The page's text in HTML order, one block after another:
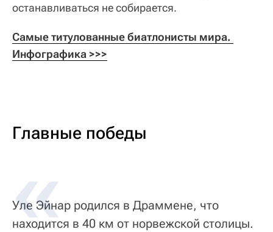
останавливаться не собирается.
Самые титулованные биатлонисты мира.
Инфографика >>>
Главные победы
Уле Эйнар родился в Драммене, что
находится в 40 км от норвежской столицы.